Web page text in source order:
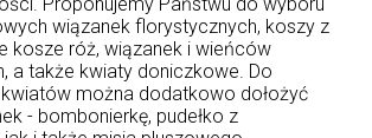
wiązanek florystycznych, koszy z
kosze róż, wiązanek i wieńców
a także kwiaty doniczkowe. Do
można dodatkowo dołożyć
- bombonierkę, pudełko z